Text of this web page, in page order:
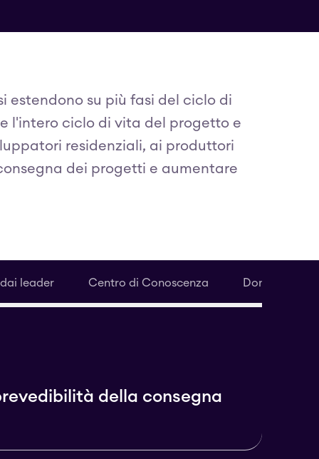
estendono su più fasi del ciclo di
l'intero ciclo di vita del progetto e
residenziali, ai produttori
dei progetti e aumentare
leader Centro di Conoscenza Domande
della consegna